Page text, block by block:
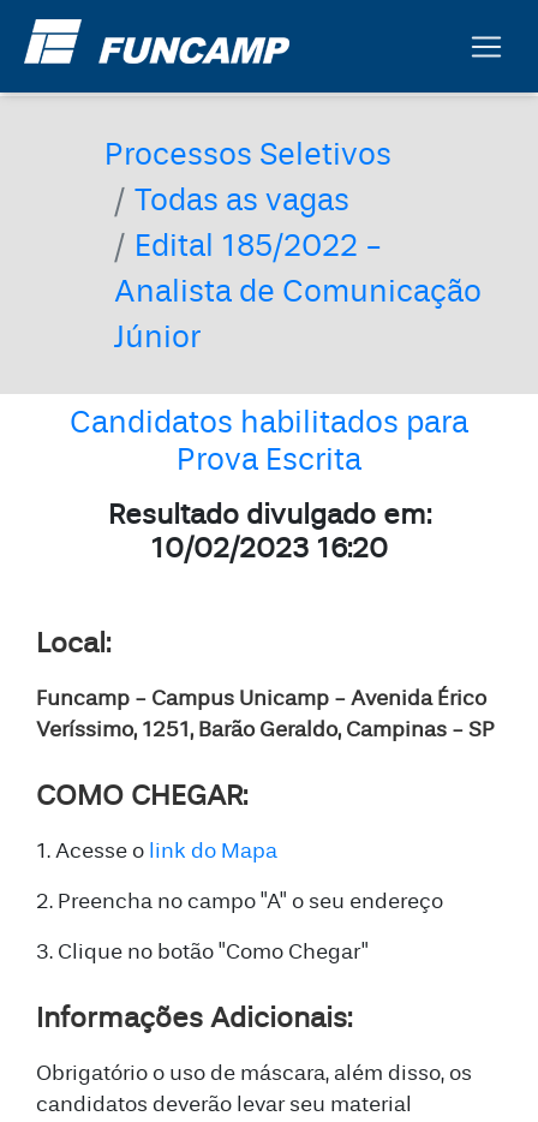
Processos Seletivos
Todas as vagas
Edital 185/2022 -
Analista de Comunicação
Júnior
Candidatos habilitados para
Prova Escrita
Resultado divulgado em:
10/02/2023 16:20
Local:
Funcamp - Campus Unicamp - Avenida Érico
Veríssimo, 1251, Barão Geraldo, Campinas - SP
COMO CHEGAR:
1. Acesse o link do Mapa
2. Preencha no campo "A" o seu endereço
3. Clique no botão "Como Chegar"
Informações Adicionais:
Obrigatório o uso de máscara, além disso, os
candidatos deverão levar seu material